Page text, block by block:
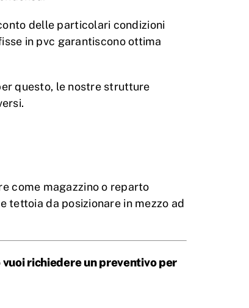
delle particolari condizioni
in pvc garantiscono ottima
questo, le nostre strutture
come magazzino o reparto
da posizionare in mezzo ad
richiedere un preventivo per